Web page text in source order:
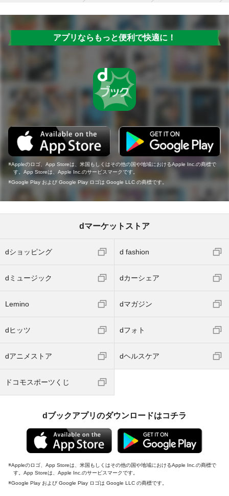
アプリならもっと便利で快適に！
Appleのロゴ、App Storeは、米国もしくはその他の国や地域におけるApple Inc.の商標で
す。App Storeは、Apple Inc.のサービスマークです。
Google Play および Google Play ロゴは Google LLC の商標です。
dマーケットストア
dショッピング d fashion
dミュージック dカーシェア
Lemino dマガジン
dヒッツ dフォト
dアニメストア dヘルスケア
ドコモスポーツくじ
dブックアプリのダウンロードはコチラ
Appleのロゴ、App Storeは、米国もしくはその他の国や地域におけるApple Inc.の商標で
す。App Storeは、Apple Inc.のサービスマークです。
Google Play および Google Play ロゴは Google LLC の商標です。